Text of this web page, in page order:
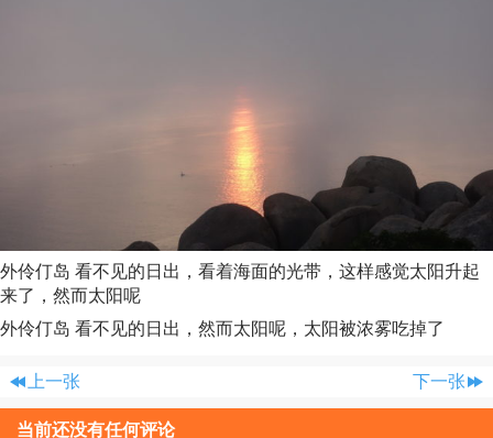
外伶仃岛 看不见的日出，看着海面的光带，这样感觉太阳升起
来了，然而太阳呢
外伶仃岛 看不见的日出，然而太阳呢，太阳被浓雾吃掉了
上一张 下一张
当前还没有任何评论